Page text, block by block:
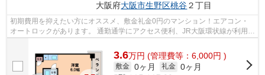
大阪府大阪市生野区桃谷２丁目
初期費用を抑えたい方にオススメ、敷金礼金0円のマンション！エアコン・
オートロックがあります。 通勤通学にアクセス便利、JR大阪環状線が利用可
3.6万円 (管理費等：6,000円 )
敷金 0ヶ月 礼金 0ヶ月